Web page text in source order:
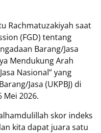
Rachmatuzakiyah saat
(FGD) tentang
Barang/Jasa
Mendukung Arah
Nasional” yang
Jasa (UKPBJ) di
Mei 2026.
skor indeks
kita dapat juara satu